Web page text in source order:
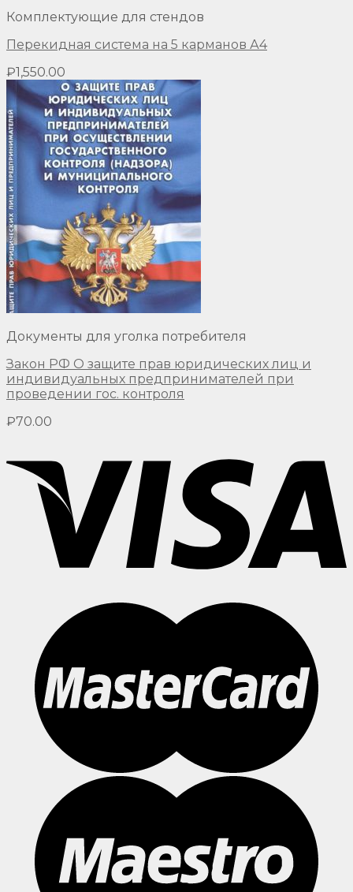
Комплектующие для стендов
Перекидная система на 5 карманов А4
₽1,550.00
Документы для уголка потребителя
Закон РФ О защите прав юридических лиц и
индивидуальных предпринимателей при
проведении гос. контроля
₽70.00